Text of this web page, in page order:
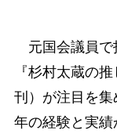
元国会議員で
『杉村太蔵の
刊）が注目を
年の経験と実